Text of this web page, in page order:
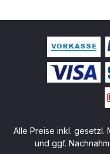
Alle Preise inkl. gesetzl.
und ggf.